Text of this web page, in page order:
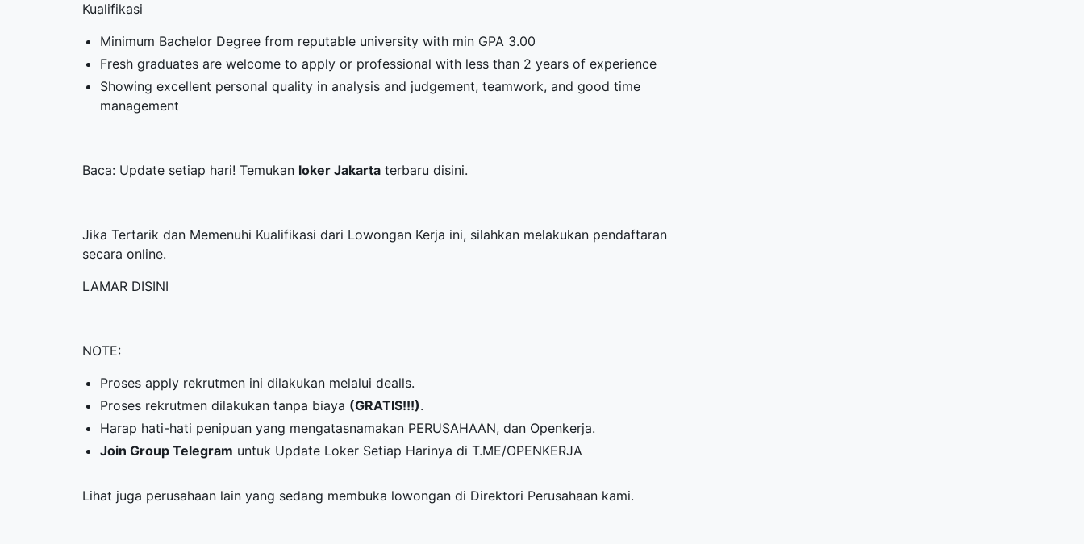
Kualifikasi
Minimum Bachelor Degree from reputable university with min GPA 3.00
Fresh graduates are welcome to apply or professional with less than 2 years of experience
Showing excellent personal quality in analysis and judgement, teamwork, and good time
management
Baca: Update setiap hari! Temukan loker Jakarta terbaru disini.
Jika Tertarik dan Memenuhi Kualifikasi dari Lowongan Kerja ini, silahkan melakukan pendaftaran
secara online.
LAMAR DISINI
NOTE:
Proses apply rekrutmen ini dilakukan melalui dealls.
Proses rekrutmen dilakukan tanpa biaya (GRATIS!!!).
Harap hati-hati penipuan yang mengatasnamakan PERUSAHAAN, dan Openkerja.
Join Group Telegram untuk Update Loker Setiap Harinya diT.ME/OPENKERJA
Lihat juga perusahaan lain yang sedang membuka lowongan di Direktori Perusahaan kami.